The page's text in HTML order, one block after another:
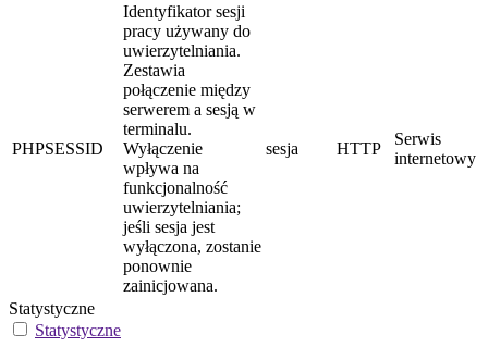
PHPSESSID
Identyfikator sesji
pracy używany do
uwierzytelniania.
Zestawia
połączenie między
serwerem a sesją w
terminalu.
Wyłączenie
wpływa na
funkcjonalność
uwierzytelniania;
jeśli sesja jest
wyłączona, zostanie
ponownie
zainicjowana.
sesja HTTP
Serwis
internetowy
Statystyczne
Statystyczne